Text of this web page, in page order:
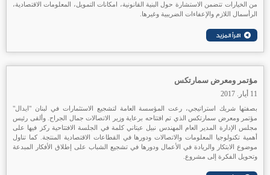
من الخيارات تتضمن الاستشارة حول البنية القانونية، امكانات التمويل، المعلومات الاقتصادية،
الرأسمال اللازم والإعفاءات الضريبية وغيرها.
مؤتمر ومعرض سمارتكس
11 أيار. 2017
بصفتها شريك استراتيجي، رعت المؤسسة العامة لتشجيع الاستثمارات في لبنان "ايدال"
مؤتمر ومعرض سمارتكس الذي تم افتتاحه برعاية وزير الاتصالات جمال الجراح. وألقى رئيس
مجلس الإدارة المدير العام المهندس نبيل عيتاني كلمة في الجلسة الافتتاحية ركز فيها على
أهمية تكنولوجيا المعلومات والاتصالات ودورها في القطاعات الاقتصادية المنتجة. كما تناول
موضوع الابتكار والريادة في الأعمال ودورها في تشجيع الشباب على إطلاق الأفكار المبدعة
وتحويل الفكرة إلى مشروع.